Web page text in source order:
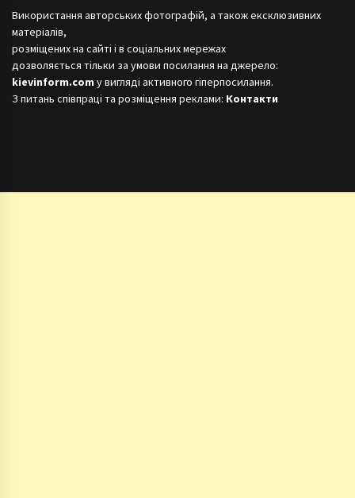
Використання авторських фотографій, а також ексклюзивних
матеріалів,
розміщених на сайті і в соціальних мережах
дозволяється тільки за умови посилання на джерело:
kievinform.com у вигляді активного гіперпосилання.
З питань співпраці та розміщення реклами: Контакти